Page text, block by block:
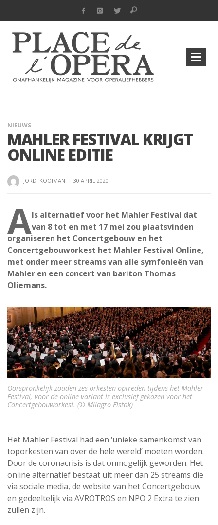
NIEUWS
MAHLER FESTIVAL KRIJGT
ONLINE EDITIE
JORDI KOOIMAN · 30 APRIL 2020
Als alternatief voor het Mahler Festival dat
van 8 tot en met 17 mei zou plaatsvinden
organiseren het Concertgebouw en het
Concertgebouworkest het Mahler Festival Online,
met onder meer streams van alle symfonieën van
Mahler en een concert van bariton Thomas
Oliemans.
Oorspronkelijk zouden zes orkesten optreden tijdens het Mahler
Festival, voor de online variant is exclusief gekozen voor het
Concertgebouworkest. (© Milagro Elstak)
Het Mahler Festival had een ‘unieke samenkomst van
toporkesten van over de hele wereld’ moeten worden.
Door de coronacrisis is dat onmogelijk geworden. Het
online alternatief bestaat uit meer dan 25 streams die
via sociale media, de website van het Concertgebouw
en gedeeltelijk via AVROTROS en NPO 2 Extra te zien
zullen zijn.